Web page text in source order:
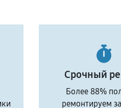
Срочный
Более 88%
ремонтируем